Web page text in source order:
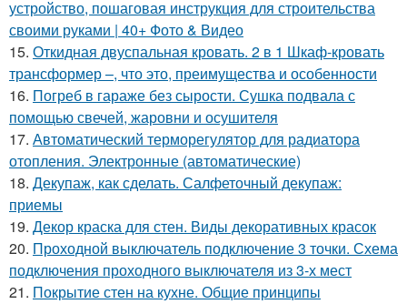
устройство, пошаговая инструкция для строительства
своими руками | 40+ Фото & Видео
15. Откидная двуспальная кровать. 2 в 1 Шкаф-кровать
трансформер –, что это, преимущества и особенности
16. Погреб в гараже без сырости. Сушка подвала с
помощью свечей, жаровни и осушителя
17. Автоматический терморегулятор для радиатора
отопления. Электронные (автоматические)
18. Декупаж, как сделать. Салфеточный декупаж:
приемы
19. Декор краска для стен. Виды декоративных красок
20. Проходной выключатель подключение 3 точки. Схема
подключения проходного выключателя из 3-х мест
21. Покрытие стен на кухне. Общие принципы